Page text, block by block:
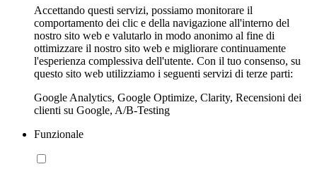
Accettando questi servizi, possiamo monitorare il
comportamento dei clic e della navigazione all'interno del
nostro sito web e valutarlo in modo anonimo al fine di
ottimizzare il nostro sito web e migliorare continuamente
l'esperienza complessiva dell'utente. Con il tuo consenso, su
questo sito web utilizziamo i seguenti servizi di terze parti:
Google Analytics, Google Optimize, Clarity, Recensioni dei
clienti su Google, A/B-Testing
Funzionale